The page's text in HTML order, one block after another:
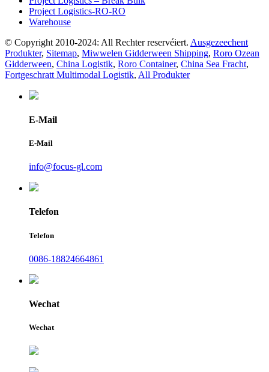
Project Logistics-RO-RO
Warehouse
© Copyright 2010-2024: All Rechter reservéiert. Ausgezeechent
Produkter, Sitemap, Miwwelen Gidderween Shipping, Roro Ozean
Gidderween, China Logistik, Roro Container, China Sea Fracht,
Fortgeschratt Multimodal Logistik, All Produkter
E-Mail
E-Mail
info@focus-gl.com
Telefon
Telefon
0086-18824664861
Wechat
Wechat